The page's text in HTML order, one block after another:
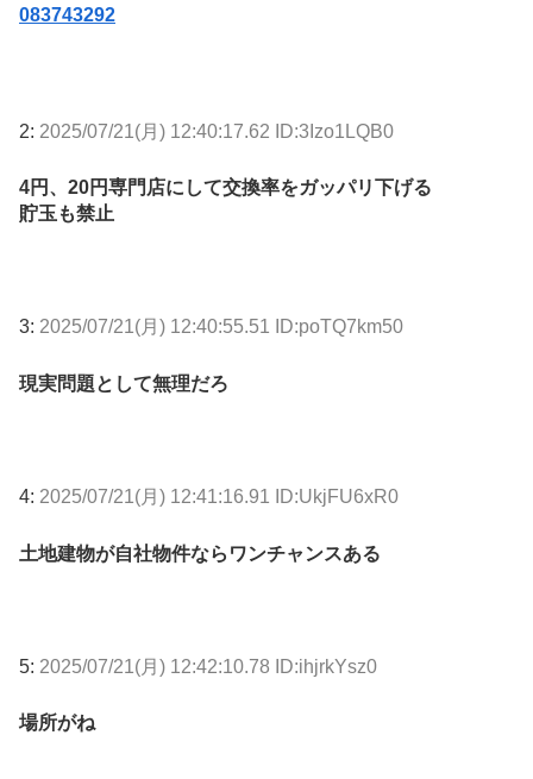
083743292
2: 2025/07/21(月) 12:40:17.62 ID:3Izo1LQB0
4円、20円専門店にして交換率をガッパリ下げる
貯玉も禁止
3: 2025/07/21(月) 12:40:55.51 ID:poTQ7km50
現実問題として無理だろ
4: 2025/07/21(月) 12:41:16.91 ID:UkjFU6xR0
土地建物が自社物件ならワンチャンスある
5: 2025/07/21(月) 12:42:10.78 ID:ihjrkYsz0
場所がね